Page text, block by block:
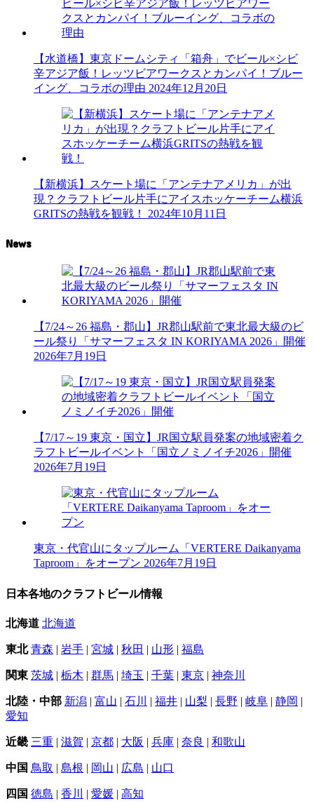
【水道橋】東京ドームシティ「箱舟」でビール×シビ
辛アジア飯！レッツビアワークスとカンパイ！ブルー
イング、コラボの理由 2024年12月20日
【新横浜】スケート場に「アンテナアメリカ」が出
現？クラフトビール片手にアイスホッケーチーム横浜
GRITSの熱戦を観戦！
2024年10月11日
News
【7/24～26 福島・郡山】JR郡山駅前で東北最大級のビ
ール祭り「サマーフェスタ IN KORIYAMA 2026」開催
2026年7月19日
【7/17～19 東京・国立】JR国立駅員発案の地域密着ク
ラフトビールイベント「国立ノミノイチ2026」開催
2026年7月19日
東京・代官山にタップルーム「VERTERE Daikanyama
Taproom」をオープン 2026年7月19日
日本各地のクラフトビール情報
北海道 北海道
東北 青森 | 岩手 | 宮城 | 秋田 | 山形 | 福島
関東 茨城 | 栃木 | 群馬 | 埼玉 | 千葉 | 東京 | 神奈川
北陸・中部 新潟 | 富山 | 石川 | 福井 | 山梨 | 長野 | 岐阜 | 静岡 |
愛知
近畿 三重 | 滋賀 | 京都 | 大阪 | 兵庫 | 奈良 | 和歌山
中国 鳥取 | 島根 | 岡山 | 広島 | 山口
四国 徳島 | 香川 | 愛媛 | 高知